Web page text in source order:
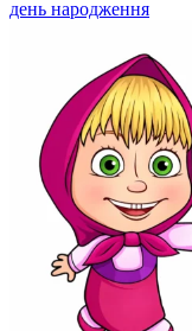
день народження